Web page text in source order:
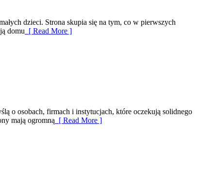
dzieci. Strona skupia się na tym, co w pierwszych
domu [ Read More ]
o osobach, firmach i instytucjach, które oczekują solidnego
mają ogromną [ Read More ]